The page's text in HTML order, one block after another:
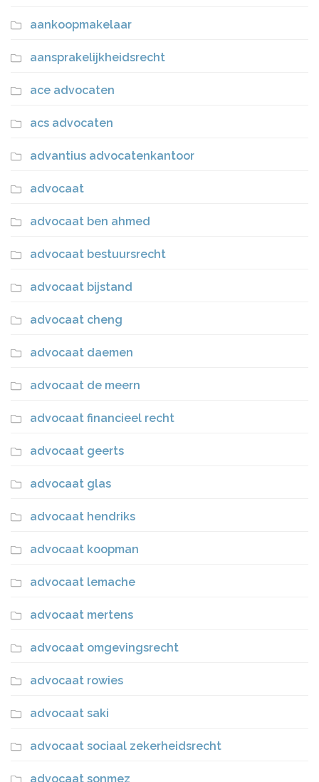
aankoopmakelaar
aansprakelijkheidsrecht
ace advocaten
acs advocaten
advantius advocatenkantoor
advocaat
advocaat ben ahmed
advocaat bestuursrecht
advocaat bijstand
advocaat cheng
advocaat daemen
advocaat de meern
advocaat financieel recht
advocaat geerts
advocaat glas
advocaat hendriks
advocaat koopman
advocaat lemache
advocaat mertens
advocaat omgevingsrecht
advocaat rowies
advocaat saki
advocaat sociaal zekerheidsrecht
advocaat sonmez